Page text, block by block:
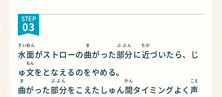
STEP
03
水面
すいめん
がストローの曲
ま
がった部分
ぶぶん
に近
ちか
づいたら、じ
ゅ文
もん
をとなえるのをやめる。
曲
ま
がった部分
ぶぶん
をこえたしゅん間
かん
タイミングよく 声
こえ